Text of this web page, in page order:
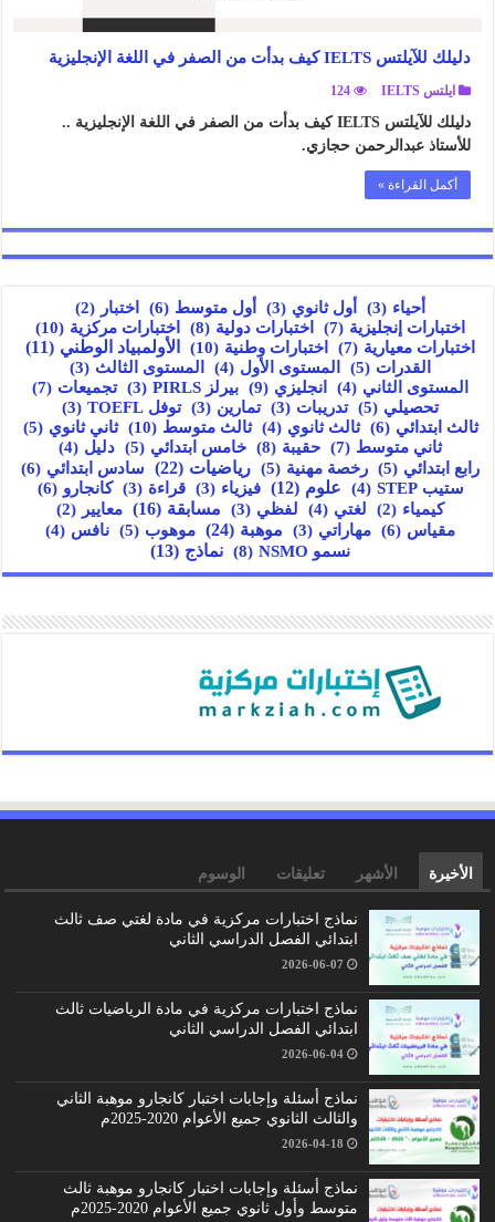
دليلك للآيلتس IELTS كيف بدأت من الصفر في اللغة الإنجليزية
ايلتس IELTS 124
دليلك للآيلتس IELTS كيف بدأت من الصفر في اللغة الإنجليزية ..
للأستاذ عبدالرحمن حجازي.
أكمل القراءة »
أحياء (3) أول ثانوي (3) أول متوسط (6) اختبار (2)
اختبارات إنجليزية (7) اختبارات دولية (8) اختبارات مركزية (10)
اختبارات معيارية (7) اختبارات وطنية (10) الأولمبياد الوطني (11)
القدرات (5) المستوى الأول (4) المستوى الثالث (3)
المستوى الثاني (4) انجليزي (9) بيرلز PIRLS (3) تجميعات (7)
تحصيلي (5) تدريبات (3) تمارين (3) توفل TOEFL (3)
ثالث ابتدائي (6) ثالث ثانوي (4) ثالث متوسط (10) ثاني ثانوي (5)
ثاني متوسط (7) حقيبة (8) خامس ابتدائي (5) دليل (4)
رابع ابتدائي (5) رخصة مهنية (5) رياضيات (22) سادس ابتدائي (6)
ستيب STEP (4) علوم (12) فيزياء (3) قراءة (3) كانجارو (6)
كيمياء (2) لغتي (4) لفظي (3) مسابقة (16) معايير (2)
مقياس (6) مهاراتي (3) موهبة (24) موهوب (5) نافس (4)
نسمو NSMO (8) نماذج (13)
الأخيرة الأشهر تعليقات الوسوم
نماذج اختبارات مركزية في مادة لغتي صف ثالث
ابتدائي الفصل الدراسي الثاني
2026-06-07
نماذج اختبارات مركزية في مادة الرياضيات ثالث
ابتدائي الفصل الدراسي الثاني
2026-06-04
نماذج أسئلة وإجابات اختبار كانجارو موهبة الثاني
والثالث الثانوي جميع الأعوام 2020-2025م
2026-04-18
نماذج أسئلة وإجابات اختبار كانجارو موهبة ثالث
متوسط وأول ثانوي جميع الأعوام 2020-2025م